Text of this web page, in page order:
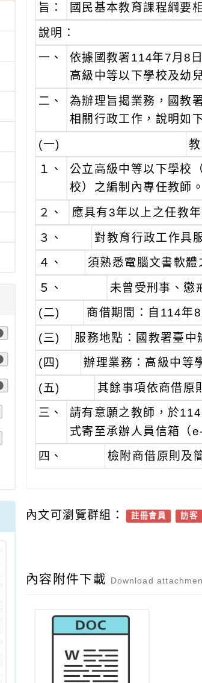
旨： 國民基本教育課程綱要
說明：
一、
依據國教署114年7月8
高級中等以下學校及幼
二、
為辦理旨揭業務，國教
相關行政工作，說明如下
(一)
１、
公立高級中等以下學校
校）之編制內專任教師。
２、
應具有3年以上之任教
３、
對教育行政工作具
４、 須熟悉電腦文書軟體
５、
未曾受刑事、懲
(二)
商借期間：自114年
(三)
服務地點：國教署臺中
(四)
辦理業務：高級中等
(五) 其餘事項依商借原
三、 請有意願之教師，於
式寄至承辦人員信箱（
四、 檢附商借原則及
內文可瀏覽群組： 註冊會員 訪客
內容附件下載 Download